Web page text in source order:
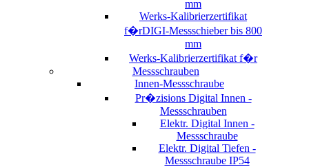
mm
Werks-Kalibrierzertifikat
f�rDIGI-Messschieber bis 800
mm
Werks-Kalibrierzertifikat f�r
Messschrauben
Innen-Messschraube
Pr�zisions Digital Innen -
Messschrauben
Elektr. Digital Innen -
Messschraube
Elektr. Digital Tiefen -
Messschraube IP54